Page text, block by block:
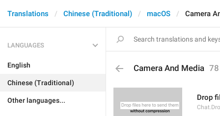
Translations Chinese (Traditional) macOS Camera
LANGUAGES
English
Chinese (Traditional)
Other languages...
Camera And Media 78
Drop